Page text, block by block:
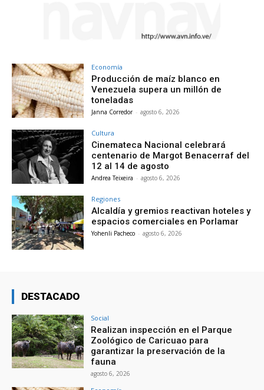
Economía
Producción de maíz blanco en
Venezuela supera un millón de
toneladas
Janna Corredor - agosto 6, 2026
Cultura
Cinemateca Nacional celebrará
centenario de Margot Benacerraf del
12 al 14 de agosto
Andrea Teixeira - agosto 6, 2026
Regiones
Alcaldía y gremios reactivan hoteles y
espacios comerciales en Porlamar
Yohenli Pacheco - agosto 6, 2026
DESTACADO
Social
Realizan inspección en el Parque
Zoológico de Caricuao para
garantizar la preservación de la
fauna
agosto 6, 2026